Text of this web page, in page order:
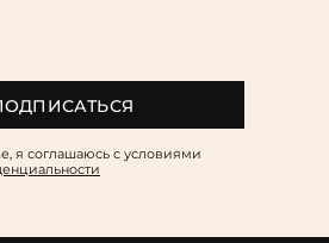
я соглашаюсь c условиями